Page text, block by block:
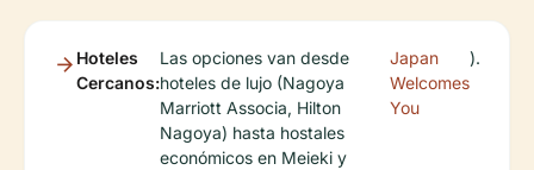
Hoteles
Cercanos:
Las opciones van desde
hoteles de lujo (Nagoya
Marriott Associa, Hilton
Nagoya) hasta hostales
económicos en Meieki y
Japan
Welcomes
You
).